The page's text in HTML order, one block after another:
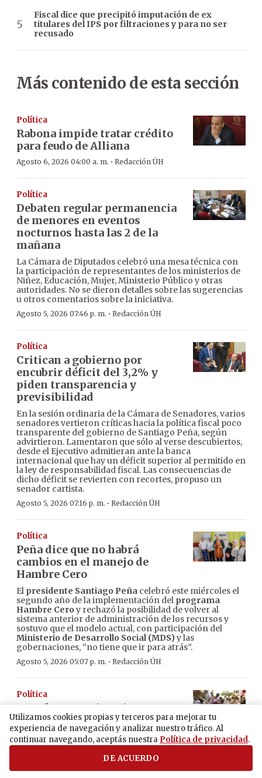
Fiscal dice que precipitó imputación de ex
titulares del IPS por filtraciones y para no ser
recusado
Más contenido de esta sección
Política
Rabona impide tratar crédito
para feudo de Alliana
Agosto 6, 2026 04:00 a. m. · Redacción ÚH
Política
Debaten regular permanencia
de menores en eventos
nocturnos hasta las 2 de la
mañana
La Cámara de Diputados celebró una mesa técnica con
la participación de representantes de los ministerios de
Niñez, Educación, Mujer, Ministerio Público y otras
autoridades. No se dieron detalles sobre las sugerencias
u otros comentarios sobre la iniciativa.
Agosto 5, 2026 07:46 p. m. · Redacción ÚH
Política
Critican a gobierno por
encubrir déficit del 3,2% y
piden transparencia y
previsibilidad
En la sesión ordinaria de la Cámara de Senadores, varios
senadores vertieron críticas hacia la política fiscal poco
transparente del gobierno de Santiago Peña, según
advirtieron. Lamentaron que sólo al verse descubiertos,
desde el Ejecutivo admitieran ante la banca
internacional que hay un déficit superior al permitido en
la ley de responsabilidad fiscal. Las consecuencias de
dicho déficit se revierten con recortes, propuso un
senador cartista.
Agosto 5, 2026 07:16 p. m. · Redacción ÚH
Política
Peña dice que no habrá
cambios en el manejo de
Hambre Cero
El presidente Santiago Peña celebró este miércoles el
segundo año de la implementación del programa
Hambre Cero y rechazó la posibilidad de volver al
sistema anterior de administración de los recursos y
sostuvo que el modelo actual, con participación del
Ministerio de Desarrollo Social (MDS)y las
gobernaciones, “no tiene que ir para atrás”.
Agosto 5, 2026 05:07 p. m. · Redacción ÚH
Política
Senador Iramain exige
medición creíble del impacto
de Hambre Cero a dos años de
su implementación
El senador opositor Ignacio Iramain reconoció como un
logro logístico el programa de alimentación escolar
Utilizamos cookies propias y terceros para mejorar tu
experiencia de navegación y analizar nuestro tráfico. Al
continuar navegando, aceptás nuestra Política de privacidad.
DE ACUERDO